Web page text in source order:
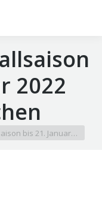
2022
bis 21. Januar…